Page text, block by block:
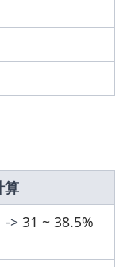
算
-> 31 ~ 38.5%